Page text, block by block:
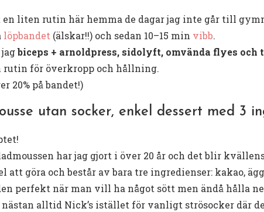
liten rutin här hemma de dagar jag inte går till
löpbandet (älskar!!) och sedan 10–15 min vibb.
jagbiceps + arnoldpress, sidolyft, omvända flyes och
rutin för överkropp och hållning.
20% på bandet!)
utan socker, enkel dessert med 3
har jag gjort i över 20 år och det blir
att göra och består av bara tre ingredienser: kakao,
perfekt när man vill ha något sött men ändå hålla
nästan alltid Nick’s istället för vanligt strösocker där